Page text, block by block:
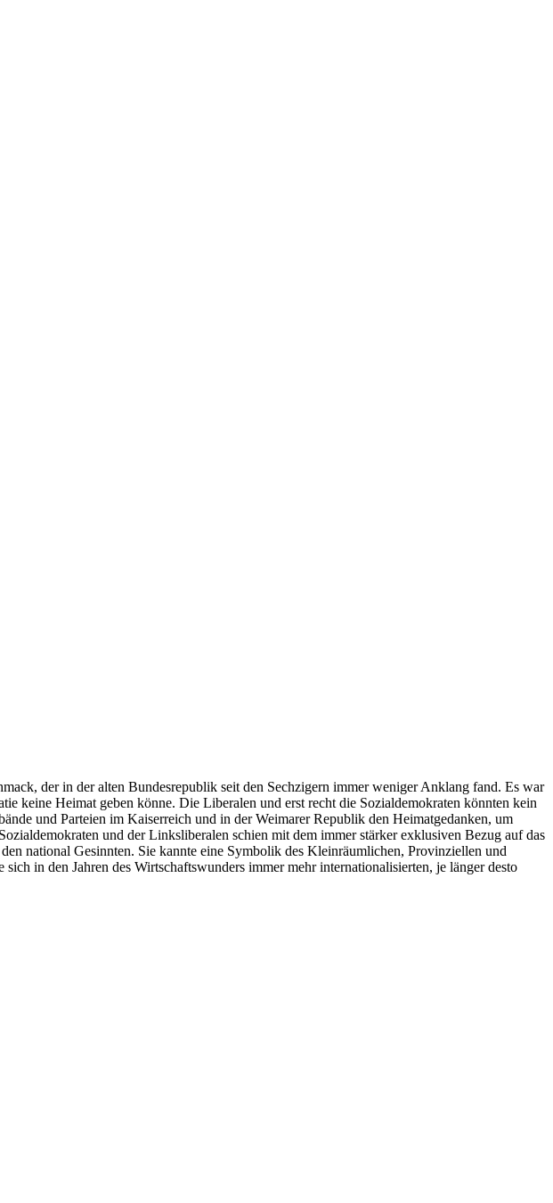
der in der alten Bundesrepublik seit den Sechzigern immer weniger Anklang fand. Es war
keine Heimat geben könne. Die Liberalen und erst recht die Sozialdemokraten könnten kein
und Parteien im Kaiserreich und in der Weimarer Republik den Heimatgedanken, um
und der Linksliberalen schien mit dem immer stärker exklusiven Bezug auf das
national Gesinnten. Sie kannte eine Symbolik des Kleinräumlichen, Provinziellen und
in den Jahren des Wirtschaftswunders immer mehr internationalisierten, je länger desto